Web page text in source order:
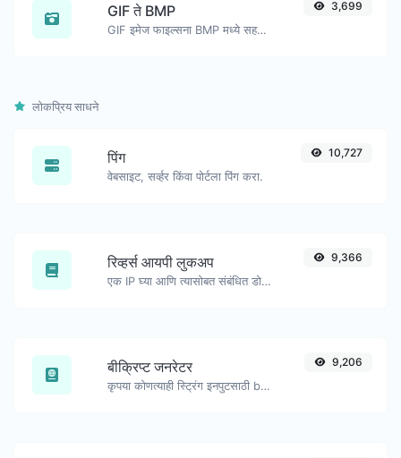
GIF ते BMP
GIF इमेज फाइल्सना BMP मध्ये सहजपणे रूपांतरित करा.
3,699
लोकप्रिय साधने
पिंग
वेबसाइट, सर्व्हर किंवा पोर्टला पिंग करा.
10,727
रिव्हर्स आयपी लुकअप
एक IP घ्या आणि त्यासोबत संबंधित डोमेन/होस्ट शोधण्याचा प्रयत्न करा.
9,366
बीक्रिप्ट जनरेटर
कृपया कोणत्याही स्ट्रिंग इनपुटसाठी bcrypt पासवर्ड हॅश तयार करा.
9,206